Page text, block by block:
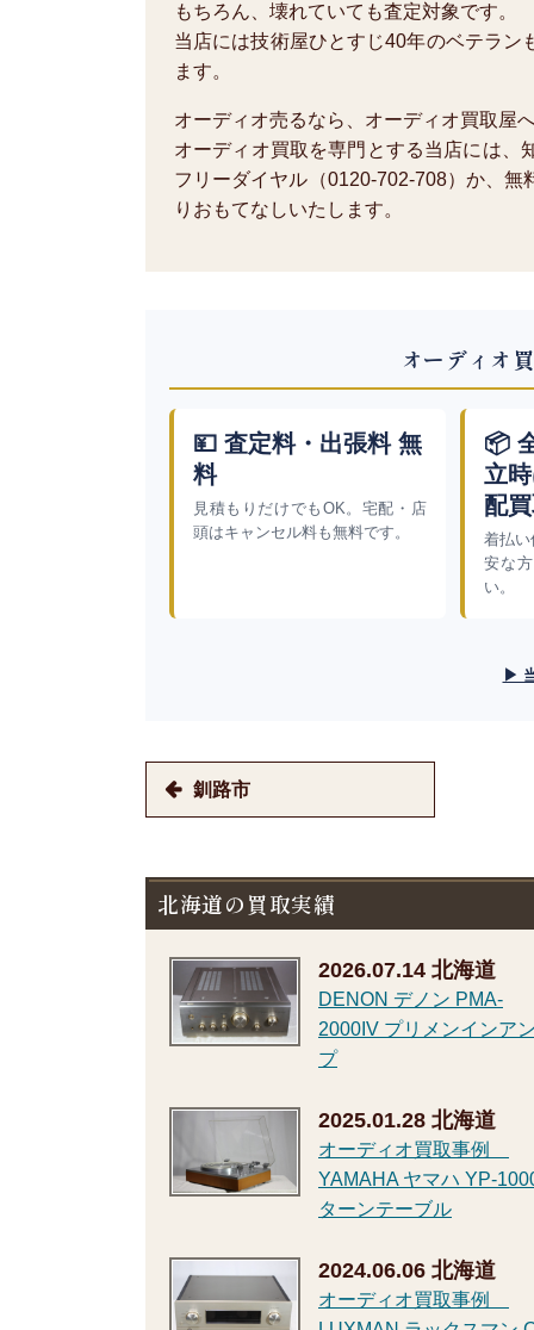
もちろん、壊れていても査定対象です。
当店には技術屋ひとすじ40年のベテラ
ます。
オーディオ売るなら、オーディオ買取屋
オーディオ買取を専門とする当店には、
フリーダイヤル（0120-702-708）か、
りおもてなしいたします。
オーディオ
💴 査定料・出張料 無
料
見積もりだけでもOK。宅配・店
頭はキャンセル料も無料です。
📦
立
配
着払
安な
い。
▶
釧路市
北海道の買取実績
2026.07.14 北海道
DENON デノン PMA-
2000IV プリメンインア
プ
2025.01.28 北海道
オーディオ買取事例
YAMAHA ヤマハ YP-
ターンテーブル
2024.06.06 北海道
オーディオ買取事例